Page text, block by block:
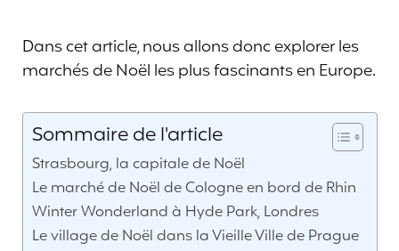
Dans cet article, nous allons donc explorer les
marchés de Noël les plus fascinants en Europe.
Sommaire de l'article
Strasbourg, la capitale de Noël
Le marché de Noël de Cologne en bord de Rhin
Winter Wonderland à Hyde Park, Londres
Le village de Noël dans la Vieille Ville de Prague